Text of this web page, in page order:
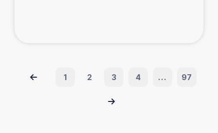
1 2 3 4 ... 97